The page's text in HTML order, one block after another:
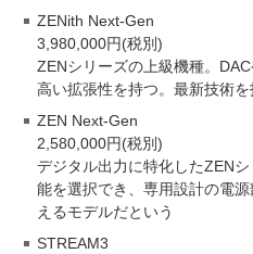
ZENith Next-Gen
3,980,000円(税別)
ZENシリーズの上級機種。
高い拡張性を持つ。最新技術
ZEN Next-Gen
2,580,000円(税別)
デジタル出力に特化したZEN
能を選択でき、専用設計の電
えるモデルだという
STREAM3